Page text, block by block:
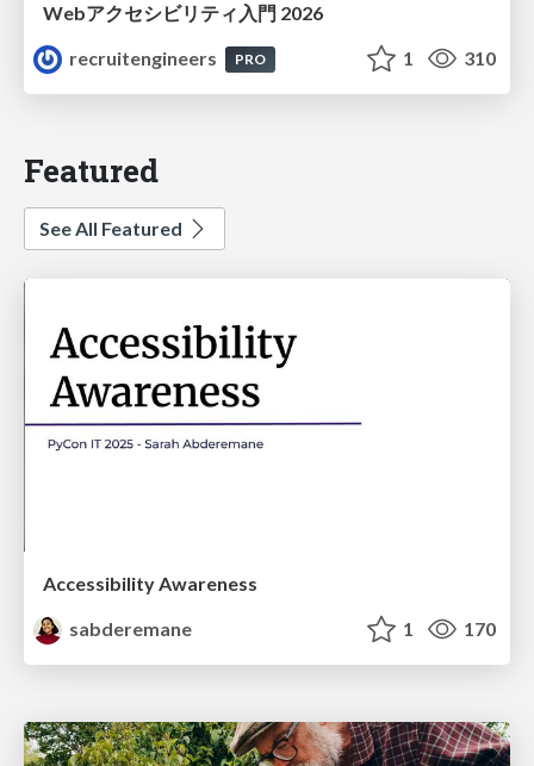
Webアクセシビリティ入門 2026
recruitengineers
PRO 1 310
Featured
See All Featured
Accessibility Awareness
sabderemane
1 170